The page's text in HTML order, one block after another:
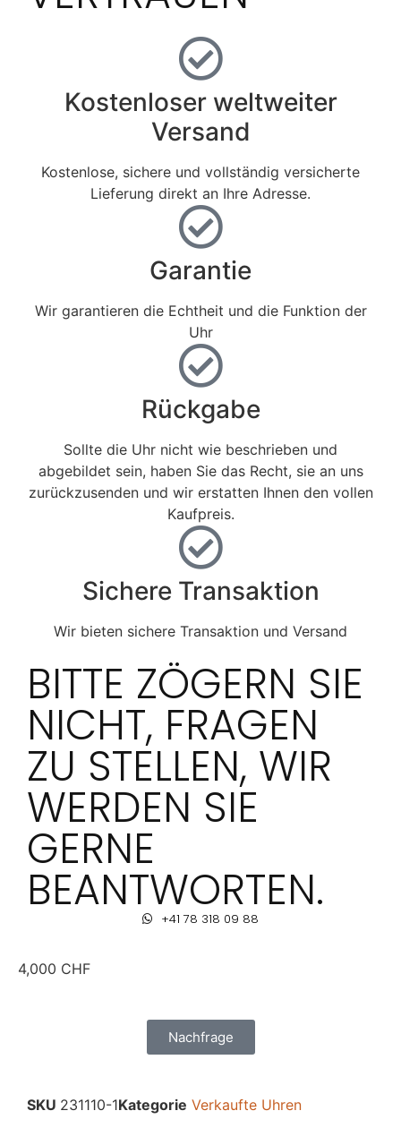
Kostenloser weltweiter
Versand
Kostenlose, sichere und vollständig versicherte
Lieferung direkt an Ihre Adresse.
Garantie
Wir garantieren die Echtheit und die Funktion der
Uhr
Rückgabe
Sollte die Uhr nicht wie beschrieben und
abgebildet sein, haben Sie das Recht, sie an uns
zurückzusenden und wir erstatten Ihnen den vollen
Kaufpreis.
Sichere Transaktion
Wir bieten sichere Transaktion und Versand
BITTE ZÖGERN SIE
NICHT, FRAGEN
ZU STELLEN, WIR
WERDEN SIE
GERNE
BEANTWORTEN.
+41 78 318 09 88
4,000 CHF
Nachfrage
SKU 231110-1Kategorie Verkaufte Uhren